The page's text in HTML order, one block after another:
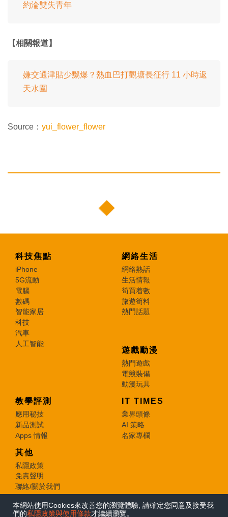
本網站使用Cookies來改善您的瀏覽體驗, 請確定您同意及接受我
們的私隱政策與使用條款才繼續瀏覽。
約淪雙失青年
【相關報道】
嫌交通津貼少嬲爆？熱血巴打觀塘長征行 11 小時返
天水圍
Source： yui_flower_flower
科技焦點
iPhone
5G流動
電腦
數碼
智能家居
科技
汽車
人工智能
網絡生活
網絡熱話
生活情報
筍買着數
旅遊筍料
熱門話題
遊戲動漫
熱門遊戲
電競裝備
動漫玩具
教學評測
應用秘技
新品測試
Apps 情報
IT TIMES
業界頭條
AI 策略
名家專欄
其他
私隱政策
免責聲明
聯絡/關於我們
© 2026 e-zone. All Rights Reserved.